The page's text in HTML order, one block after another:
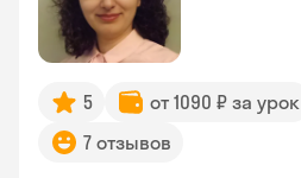
5 от 1090 ₽ за урок
7 отзывов